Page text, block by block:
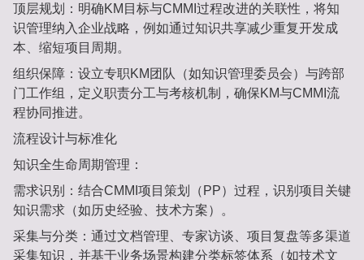
顶层规划‌：明确KM目标与CMMI过程改进的关联性，将知
识管理纳入企业战略，例如通过知识共享减少重复开发成
本、缩短项目周期‌。
组织保障‌：设立专职KM团队（如知识管理委员会）与跨部
门工作组，定义职责分工与考核机制，确保KM与CMMI流
程协同推进‌。
流程设计与标准化‌
知识全生命周期管理‌：
需求识别‌：结合CMMI项目策划（PP）过程，识别项目关键
知识需求（如历史经验、技术方案）‌。
采集与分类‌：通过文档管理、专家访谈、项目复盘等多渠道
采集知识，并基于业务场景构建分类标签体系（如技术文